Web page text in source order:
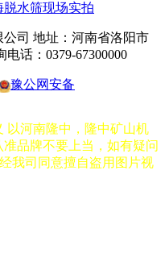
水筛现场实拍
司 地址：河南省洛阳市
电话：0379-67300000
豫公网安备
以河南隆中，隆中矿山机
品牌不要上当，如有疑问
我司同意擅自盗用图片视